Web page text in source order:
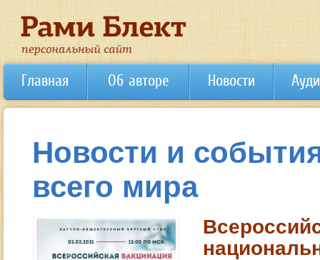
Главная Об авторе Новости
Новости и
всего мира